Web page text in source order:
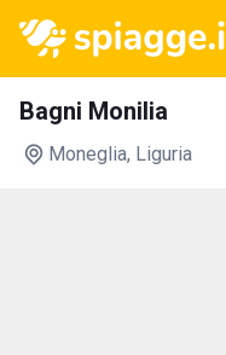
Bagni Monilia
Moneglia, Liguria